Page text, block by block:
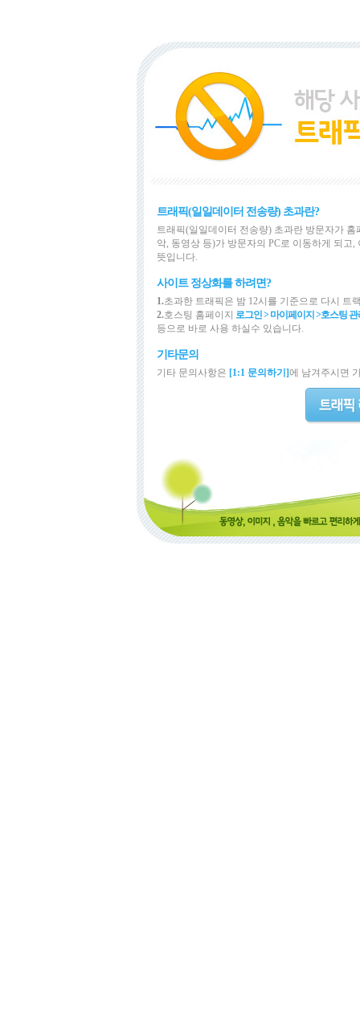
트래픽(일일데이터 전송량) 초과란?
트래픽(일일데이터 전송량) 초과란 방문자가
악, 동영상 등)가 방문자의 PC로 이동하게 되
뜻입니다.
사이트 정상화를 하려면?
1.초과한 트래픽은 밤 12시를 기준으로 다시 트
2.호스팅 홈페이지 로그인 > 마이페이지 >호스팅 관
등으로 바로 사용 하실수 있습니다.
기타문의
기타 문의사항은 [1:1 문의하기]에 남겨주시면